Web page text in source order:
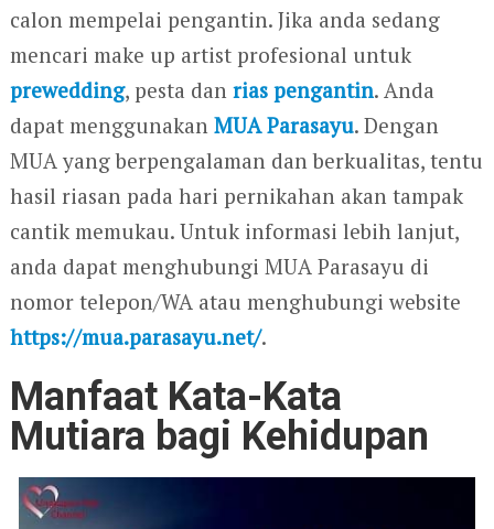
calon mempelai pengantin. Jika anda sedang
mencari make up artist profesional untuk
prewedding, pesta dan rias pengantin. Anda
dapat menggunakan MUA Parasayu. Dengan
MUA yang berpengalaman dan berkualitas, tentu
hasil riasan pada hari pernikahan akan tampak
cantik memukau. Untuk informasi lebih lanjut,
anda dapat menghubungi MUA Parasayu di
nomor telepon/WA atau menghubungi website
https://mua.parasayu.net/.
Manfaat Kata-Kata
Mutiara bagi Kehidupan